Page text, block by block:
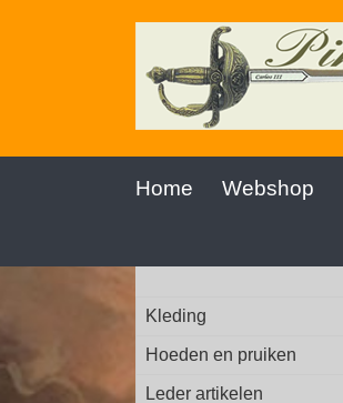
Home Webshop
Kleding
Hoeden en pruiken
Leder artikelen